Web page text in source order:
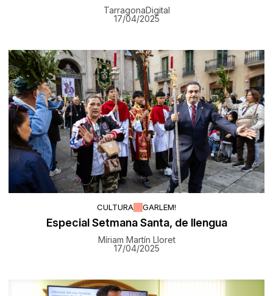
TarragonaDigital
17/04/2025
CULTURA GARLEM!
Especial Setmana Santa, de llengua
Míriam Martín Lloret
17/04/2025